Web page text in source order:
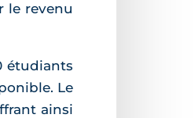
le revenu
étudiants
Le
ainsi